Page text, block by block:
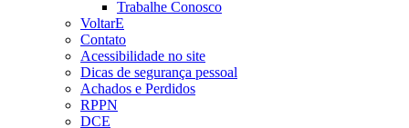
Trabalhe Conosco
VoltarE
Contato
Acessibilidade no site
Dicas de segurança pessoal
Achados e Perdidos
RPPN
DCE